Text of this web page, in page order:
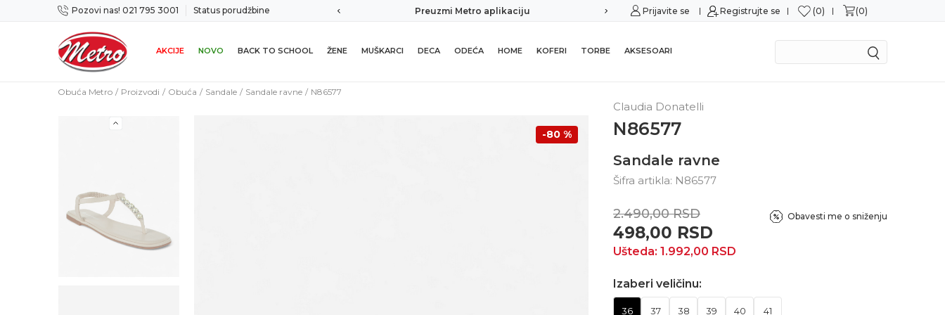
Pozovi nas! 021 795 3001 Status porudžbine
Mogućnost zamene u roku od 14 dana Preuzmi Metro aplikaciju Sigurno plaćanje platnim karticama
Prijavite se Registrujte se 0 0
AKCIJE NOVO BACK TO SCHOOL ŽENE MUŠKARCI DECA ODEĆA HOME KOFERI TORBE AKSESOARI
Obuća Metro Proizvodi Obuća Sandale Sandale ravne N86577
-80 %
Claudia Donatelli
N86577
Sandale ravne
Šifra artikla: N86577
2.490,00 RSD
498,00 RSD
Ušteda: 1.992,00 RSD
Obavesti me o sniženju
Izaberi veličinu:
36 37 38 39 40 41